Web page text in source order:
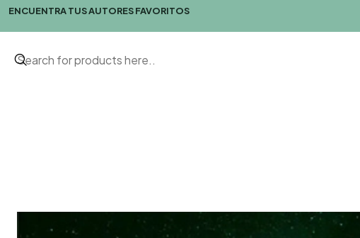
ENCUENTRA TUS AUTORES FAVORITOS